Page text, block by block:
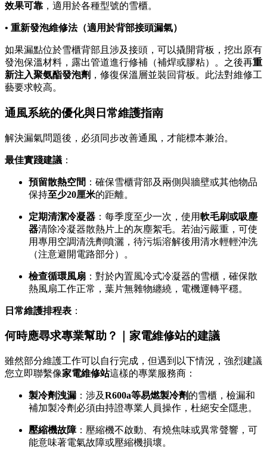
效果可靠 ，適用於各種型號的雪櫃。
• 重新發泡維修法（適用於背部接頭漏氣）
如果漏點位於雪櫃背部且涉及接頭，可以撬開背板，挖出原有
發泡保溫材料，露出管道進行修補（補焊或膠粘）。之後再重
新注入聚氨酯發泡劑 ，修復保溫層並裝回背板。此法對維修工
藝要求較高。
通風系統的優化與日常維護指南
解決漏氣問題後，必須同步改善通風，才能標本兼治。
最佳實踐建議 ：
預留散熱空間 ：確保雪櫃背部及兩側與牆壁或其他物品
保持至少20厘米的距離。
定期清潔冷凝器 ：每季度至少一次，使用軟毛刷或吸塵
器清除冷凝器散熱片上的灰塵絮毛。若油污嚴重，可使
用專用空調清洗劑噴灑，待污垢溶解後用清水輕輕沖洗
（注意避開電路部分）。
檢查循環風扇 ：對於內置風冷式冷凝器的雪櫃，確保散
熱風扇工作正常，葉片無雜物纏繞，電機運轉平穩。
日常維護排程表 ：
何時應尋求專業幫助？｜家電維修站的建議
雖然部分維護工作可以自行完成，但遇到以下情況，強烈建議
您立即聯繫像家電維修站這樣的專業服務商：
製冷劑洩漏 ：涉及R600a等易燃製冷劑的雪櫃，檢漏和
補加製冷劑必須由持證專業人員操作，杜絕安全隱患。
壓縮機故障：壓縮機不啟動、有燒焦味或異常聲響，可
能意味著電氣故障或壓縮機損壞。